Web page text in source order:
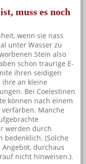
muss es noch
wenn sie nass
unter Wasser zu
Stein also
schon traurige E-
ihren seidigen
ihre an kleine
Bei Coelestinen
können nach einem
Manche
werden durch
bedenklich. (Solche
durchaus
nicht hinweisen.).